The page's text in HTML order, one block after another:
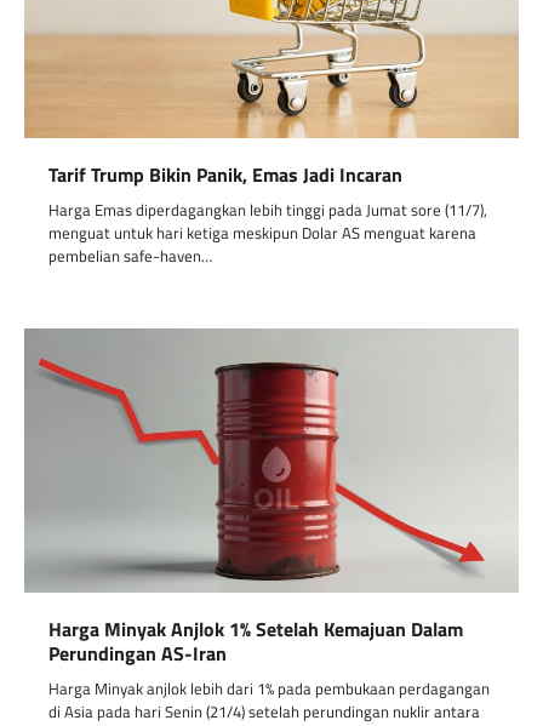
Tarif Trump Bikin Panik, Emas Jadi Incaran
Harga Emas diperdagangkan lebih tinggi pada Jumat sore (11/7),
menguat untuk hari ketiga meskipun Dolar AS menguat karena
pembelian safe-haven…
Harga Minyak Anjlok 1% Setelah Kemajuan Dalam
Perundingan AS-Iran
Harga Minyak anjlok lebih dari 1% pada pembukaan perdagangan
di Asia pada hari Senin (21/4) setelah perundingan nuklir antara